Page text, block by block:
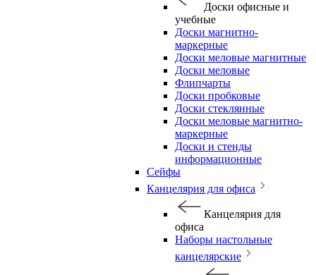
Доски офисные и
учебные
Доски магнитно-
маркерные
Доски меловые магнитные
Доски меловые
Флипчарты
Доски пробковые
Доски стеклянные
Доски меловые магнитно-
маркерные
Доски и стенды
информационные
Сейфы
Канцелярия для офиса
Канцелярия для
офиса
Наборы настольные
канцелярские